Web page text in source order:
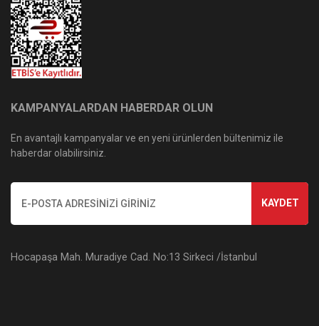
KAMPANYALARDAN HABERDAR OLUN
En avantajlı kampanyalar ve en yeni ürünlerden bültenimiz ile
haberdar olabilirsiniz.
KAYDET
Hocapaşa Mah. Muradiye Cad. No:13 Sirkeci /İstanbul